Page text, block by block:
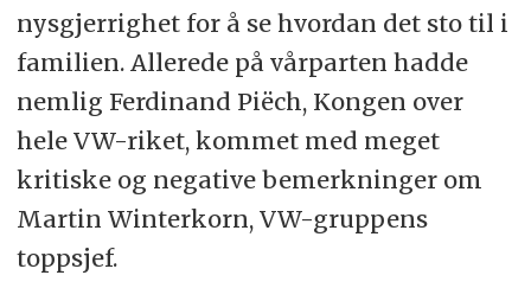
nysgjerrighet for å se hvordan det sto til i
familien. Allerede på vårparten hadde
nemlig Ferdinand Piëch, Kongen over
hele VW-riket, kommet med meget
kritiske og negative bemerkninger om
Martin Winterkorn, VW-gruppens
toppsjef.